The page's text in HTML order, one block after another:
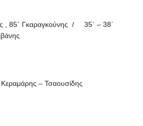
, 85΄ Γκαραγκούνης / 35΄ – 38΄
– Τσαουσίδης